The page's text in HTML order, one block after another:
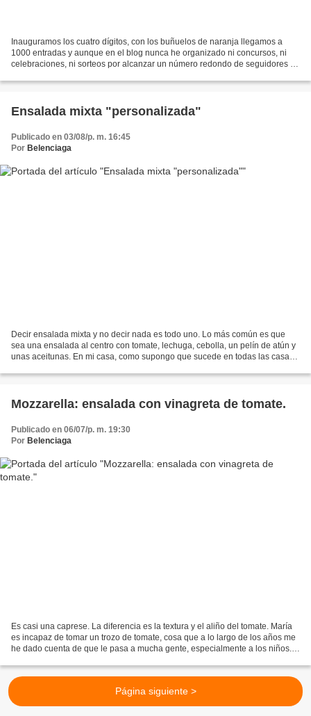
Inauguramos los cuatro dígitos, con los buñuelos de naranja llegamos a
1000 entradas y aunque en el blog nunca he organizado ni concursos, ni
celebraciones, ni sorteos por alcanzar un número redondo de seguidores o
Ensalada mixta "personalizada"
Publicado en 03/08/p. m. 16:45
Por Belenciaga
Decir ensalada mixta y no decir nada es todo uno. Lo más común es que
sea una ensalada al centro con tomate, lechuga, cebolla, un pelín de atún y
unas aceitunas. En mi casa, como supongo que sucede en todas las casas,
Mozzarella: ensalada con vinagreta de tomate.
Publicado en 06/07/p. m. 19:30
Por Belenciaga
Es casi una caprese. La diferencia es la textura y el aliño del tomate. María
es incapaz de tomar un trozo de tomate, cosa que a lo largo de los años me
he dado cuenta de que le pasa a mucha gente, especialmente a los niños. Y
Página siguiente >